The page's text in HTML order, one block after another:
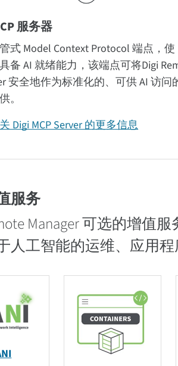
服务器
式 Model Context Protocol 端点，使
备 AI 就绪能力，该端点可将Digi
安全地作为标准化的、可供 AI 访问
。
Digi MCP Server 的更多信息
服务
Manager 可选的增值
人工智能的运维、应用